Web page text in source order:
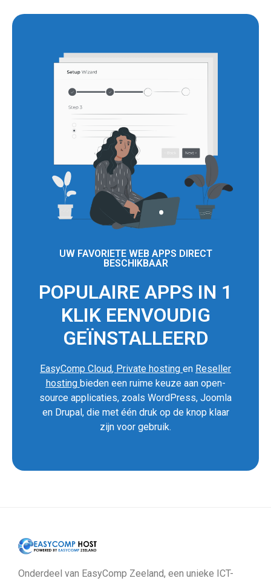
UW FAVORIETE WEB APPS DIRECT
BESCHIKBAAR
POPULAIRE APPS IN 1
KLIK EENVOUDIG
GEÏNSTALLEERD
EasyComp Cloud, Private hosting en Reseller
hosting bieden een ruime keuze aan open-
source applicaties, zoals WordPress, Joomla
en Drupal, die met één druk op de knop klaar
zijn voor gebruik.
Onderdeel van EasyComp Zeeland, een unieke ICT-